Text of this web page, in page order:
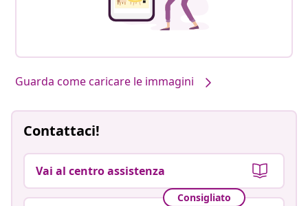
Guarda come caricare le immagini
Contattaci!
Vai al centro assistenza
Consigliato